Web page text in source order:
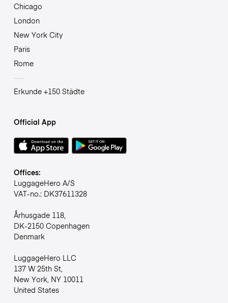
Chicago
London
New York City
Paris
Rome
Erkunde +150 Städte
Official App
Offices:
LuggageHero A/S
VAT-no.: DK37611328
Århusgade 118,
DK-2150 Copenhagen
Denmark
LuggageHero LLC
137 W 25th St,
New York, NY 10011
United States